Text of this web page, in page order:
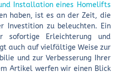
Installation eines Homelifts
haben, ist es an der Zeit, die
Investition zu beleuchten. Ein
Erleichterung und
auch auf vielfältige Weise zur
und zur Verbesserung Ihrer
Artikel werfen wir einen Blick